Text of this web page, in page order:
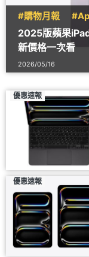
#購物月報
2025版蘋果
新價格一次看
2026/05/16
優惠速報
優惠速報